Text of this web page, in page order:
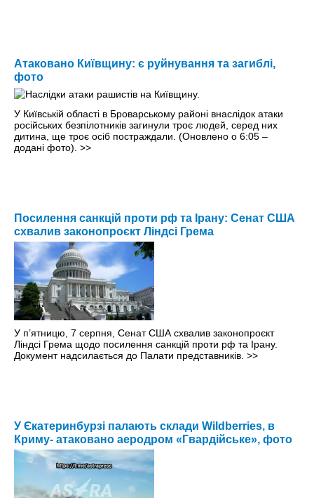
Атаковано Київщину: є руйнування та загиблі,
фото
У Київській області в Броварському районі внаслідок атаки
російських безпілотників загинули троє людей, серед них
дитина, ще троє осіб постраждали. (Оновлено о 6:05 –
додані фото). >>
Посилення санкцій проти рф та Ірану: Сенат США
схвалив законопроєкт Ліндсі Грема
У п’ятницю, 7 серпня, Сенат США схвалив законопроєкт
Ліндсі Грема щодо посилення санкцій проти рф та Ірану.
Документ надсилається до Палати представників. >>
У Єкатеринбурзі палають склади Wildberries, в
Криму- атаковано аеродром «Гвардійське», фото